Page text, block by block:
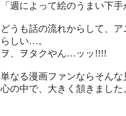
「週によって絵のうまい下
どうも話の流れからして、
らしい…。
ヲ、ヲタクやん…ッッ!!!!
単なる漫画ファンならそん
心の中で、大きく頷きました